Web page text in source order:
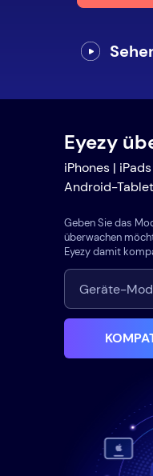
Eyezy
iPhones |
Android-
Geben Sie das
überwachen
Eyezy damit